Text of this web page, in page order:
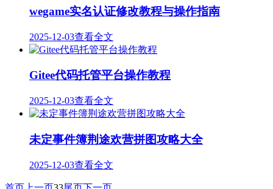
wegame实名认证修改教程与操作指南
2025-12-03查看全文
Gitee代码托管平台操作教程
2025-12-03查看全文
未定事件簿荆途欢营拼图攻略大全
2025-12-03查看全文